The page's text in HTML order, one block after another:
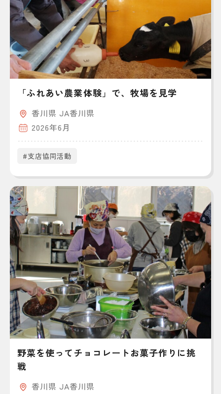
「ふれあい農業体験」で、牧場を見学
香川県 JA香川県
2026年6月
#支店協同活動
野菜を使ってチョコレートお菓子作りに挑
戦
香川県 JA香川県